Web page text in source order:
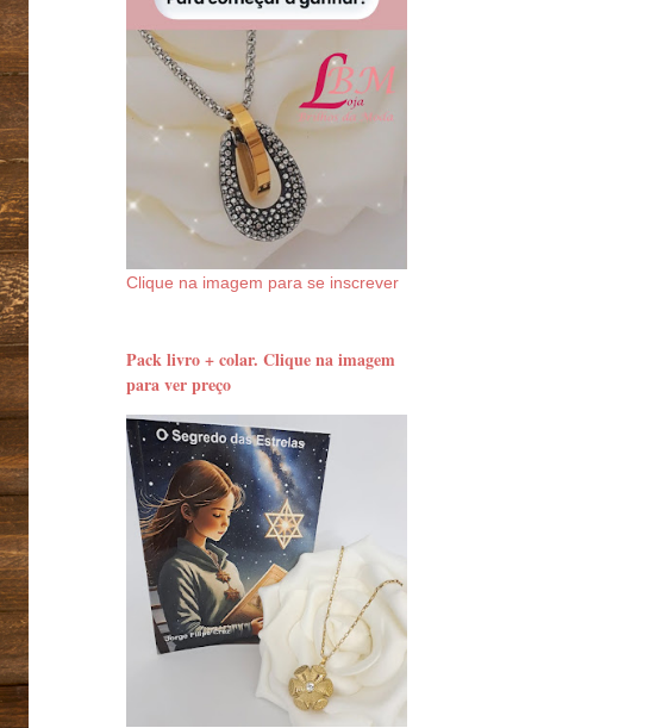
Clique na imagem para se inscrever
Pack livro + colar. Clique na imagem
para ver preço